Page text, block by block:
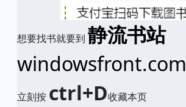
想要找书就要到 静流书站
windowsfront.com
立刻按 ctrl+D收藏本页